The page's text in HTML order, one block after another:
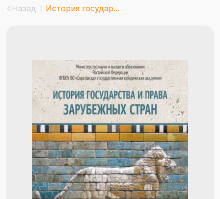
Назад История государ...